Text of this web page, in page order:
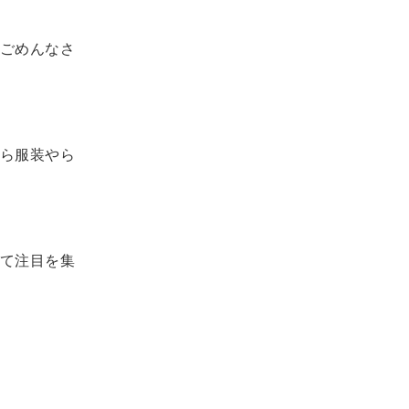
めんなさ
服装やら
注目を集